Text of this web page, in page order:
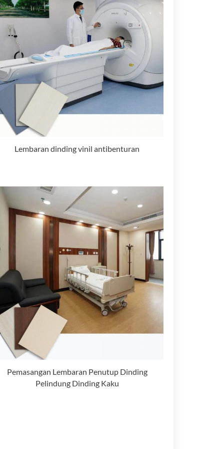
Lembaran dinding vinil antibenturan
Pemasangan Lembaran Penutup Dinding
Pelindung Dinding Kaku